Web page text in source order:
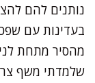
נותנים להם
בעדינות עם
מהסיר מתחת
שלמדתי משף